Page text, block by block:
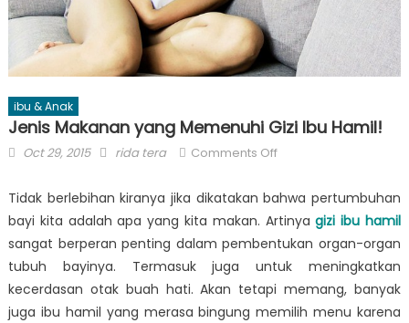
ibu & Anak
Jenis Makanan yang Memenuhi Gizi Ibu Hamil!
Posted
Oct 29, 2015 Author
rida tera Comments Offon
Makanan
yang
Memenuhi
Ibu
Hamil!
Tidak berlebihan kiranya jika dikatakan bahwa pertumbuhan
bayi kita adalah apa yang kita makan. Artinyagizi ibu hamil
sangat berperan penting dalam pembentukan organ-organ
tubuh bayinya. Termasuk juga untuk meningkatkan
kecerdasan otak buah hati. Akan tetapi memang, banyak
juga ibu hamil yang merasa bingung memilih menu karena